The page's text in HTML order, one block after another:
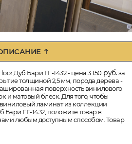
Дуб Бари FF-1432 - цена 3 150 руб.за
толщиной 2,5 мм, порода дерева -
поверхность винилового
и матовый блеск. Для того, чтобы
ламинат из коллекции
Бари FF-1432, положите товар в
любым доступным способом. Товар